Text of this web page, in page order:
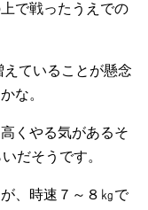
で戦ったうえでの
ていることが懸念
な。
くやる気があるそ
だそうです。
、時速７～８㎏で